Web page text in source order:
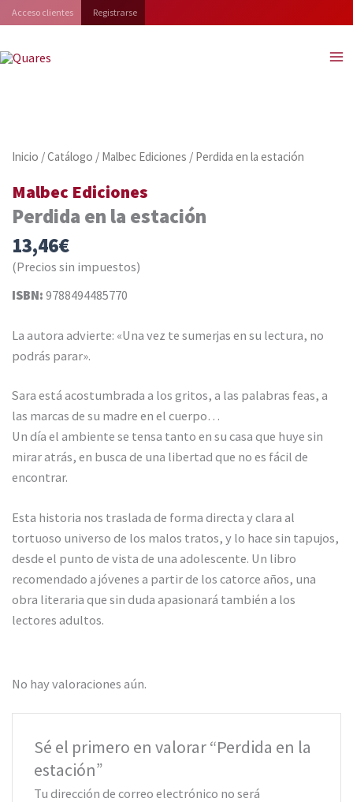
al
contenido
Acceso clientes Registrarse
Inicio /Catálogo / Malbec Ediciones / Perdida en la estación
Malbec Ediciones
Perdida en la estación
13,46€
(Precios sin impuestos)
ISBN: 9788494485770
La autora advierte: «Una vez te sumerjas en su lectura, no
podrás parar».
Sara está acostumbrada a los gritos, a las palabras feas, a
las marcas de su madre en el cuerpo…
Un día el ambiente se tensa tanto en su casa que huye sin
mirar atrás, en busca de una libertad que no es fácil de
encontrar.
Esta historia nos traslada de forma directa y clara al
tortuoso universo de los malos tratos, y lo hace sin tapujos,
desde el punto de vista de una adolescente. Un libro
recomendado a jóvenes a partir de los catorce años, una
obra literaria que sin duda apasionará también a los
lectores adultos.
No hay valoraciones aún.
Sé el primero en valorar “Perdida en la
estación”
Tu dirección de correo electrónico no será